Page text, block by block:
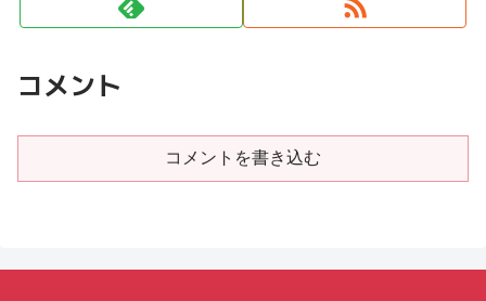
コメント
コメントを書き込む